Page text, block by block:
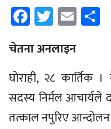
Facebook
Twitter
Email
चेतना अनलाइन
घाेराही, २८ कार्तिक
सदस्य निर्मल आचार्यले
तत्काल नपुरिए आन्दोलन